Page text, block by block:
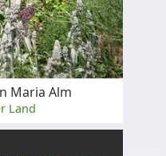
Maria Alm
Land